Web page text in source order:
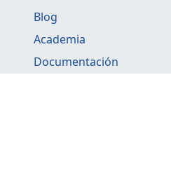
Blog
Academia
Documentación